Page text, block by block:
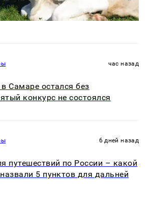
час назад
Самаре остался без
конкурс не состоялся
6 дней назад
путешествий по России – какой
5 пунктов для дальней